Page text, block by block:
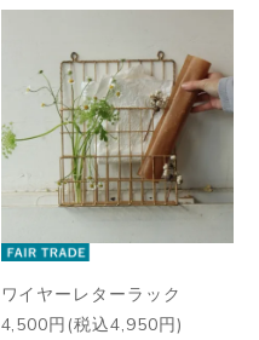
ワイヤーレターラック
4,500円(税込4,950円)